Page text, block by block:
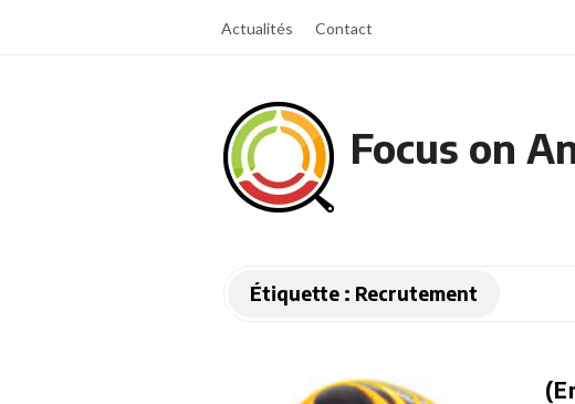
Actualités Contact
Focus on
Étiquette : Recrutement